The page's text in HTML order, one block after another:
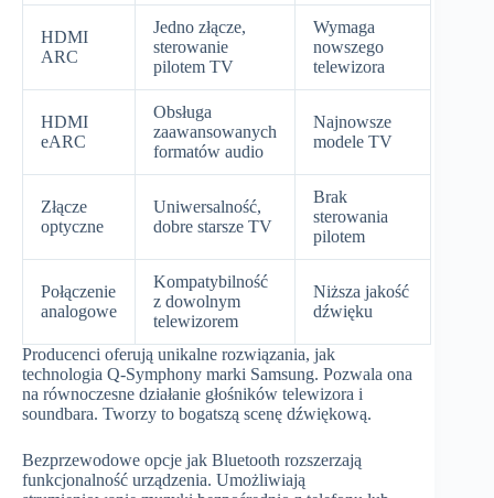
HDMI
ARC
Jedno złącze,
sterowanie
pilotem TV
Wymaga
nowszego
telewizora
HDMI
eARC
Obsługa
zaawansowanych
formatów audio
Najnowsze
modele TV
Złącze
optyczne
Uniwersalność,
dobre starsze TV
Brak
sterowania
pilotem
Połączenie
analogowe
Kompatybilność
z dowolnym
telewizorem
Niższa jakość
dźwięku
Producenci oferują unikalne rozwiązania, jak
technologia Q-Symphony marki Samsung. Pozwala ona
na równoczesne działanie głośników telewizora i
soundbara. Tworzy to bogatszą scenę dźwiękową.
Bezprzewodowe opcje jak Bluetooth rozszerzają
funkcjonalność urządzenia. Umożliwiają